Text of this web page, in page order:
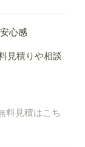
心感
見積りや相談
料見積はこち